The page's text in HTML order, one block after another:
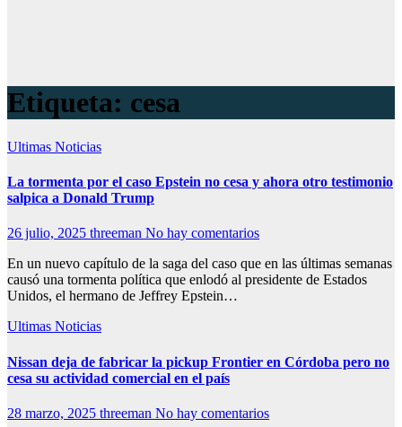
Etiqueta: cesa
Ultimas Noticias
La tormenta por el caso Epstein no cesa y ahora otro testimonio
salpica a Donald Trump
26 julio, 2025 threeman No hay comentarios
En un nuevo capítulo de la saga del caso que en las últimas semanas
causó una tormenta política que enlodó al presidente de Estados
Unidos, el hermano de Jeffrey Epstein…
Ultimas Noticias
Nissan deja de fabricar la pickup Frontier en Córdoba pero no
cesa su actividad comercial en el país
28 marzo, 2025 threeman No hay comentarios